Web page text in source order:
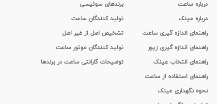
درباره ساعت
درباره عینک
راهنمای اندازه گیری ساعت
راهنمای اندازه گیری زیور
راهنمای انتخاب عینک
راهنمای استفاده از ساعت
نحوه نگهداری عینک
برندهای سوئیسی
تولید کنندگان ساعت
تشخیص اصل از غیر اصل
تولید کنندگان موتور ساعت
توضیحات گارانتی ساعت در برندها